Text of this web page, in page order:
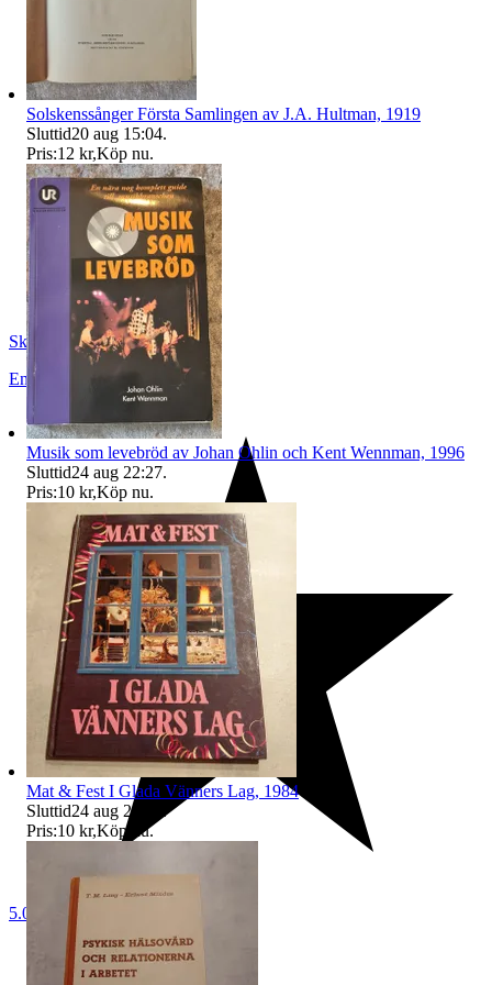
Skopanandersson
Enköping
Sverige
5.0
Solskenssånger Första Samlingen av J.A. Hultman, 1919
Sluttid20 aug 15:04.
Pris:12 kr,Köp nu.
Musik som levebröd av Johan Ohlin och Kent Wennman, 1996
Sluttid24 aug 22:27.
Pris:10 kr,Köp nu.
Mat & Fest I Glada Vänners Lag, 1984
Sluttid24 aug 22:28
.
Pris:10 kr,Köp nu.